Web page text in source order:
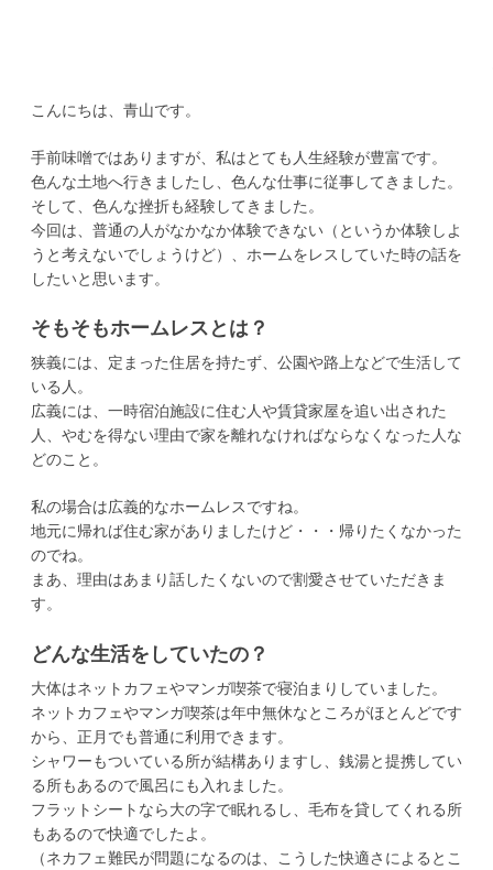
こんにちは、青山です。
手前味噌ではありますが、私はとても人生経験が豊富です。
色んな土地へ行きましたし、色んな仕事に従事してきました。
そして、色んな挫折も経験してきました。
今回は、普通の人がなかなか体験できない（というか体験しよ
うと考えないでしょうけど）、ホームをレスしていた時の話を
したいと思います。
そもそもホームレスとは？
狭義には、定まった住居を持たず、公園や路上などで生活して
いる人。
広義には、一時宿泊施設に住む人や賃貸家屋を追い出された
人、やむを得ない理由で家を離れなければならなくなった人な
どのこと。
私の場合は広義的なホームレスですね。
地元に帰れば住む家がありましたけど・・・帰りたくなかった
のでね。
まあ、理由はあまり話したくないので割愛させていただきま
す。
どんな生活をしていたの？
大体はネットカフェやマンガ喫茶で寝泊まりしていました。
ネットカフェやマンガ喫茶は年中無休なところがほとんどです
から、正月でも普通に利用できます。
シャワーもついている所が結構ありますし、銭湯と提携してい
る所もあるので風呂にも入れました。
フラットシートなら大の字で眠れるし、毛布を貸してくれる所
もあるので快適でしたよ。
（ネカフェ難民が問題になるのは、こうした快適さによるとこ